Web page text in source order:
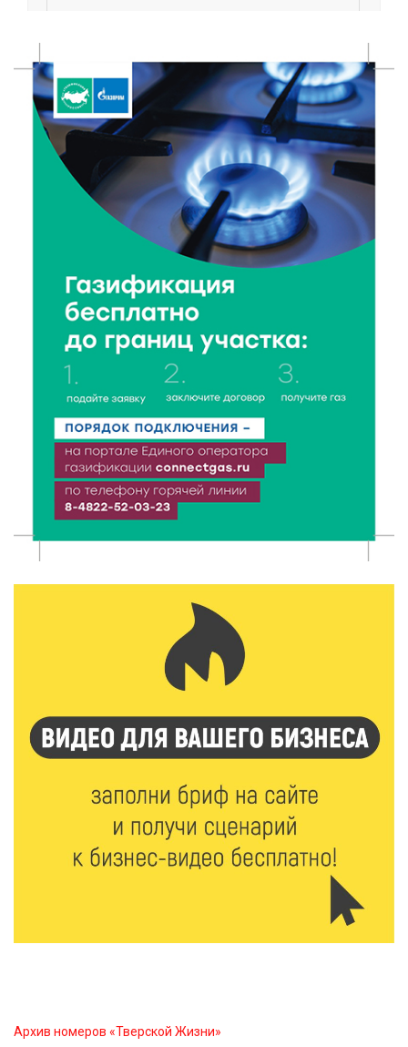
7 Авг 2026 20:02
Как питаться, чтобы мозг работал лучше:
рекомендации фитнес ‑ специалиста Александра
Семина
7 Авг 2026 19:02 316
Ботанические лаборатории в школах: Тверская
область запускает масштабный экопроект
7 Авг 2026 18:52 645
В Ржеве чествовали работников строительной
отрасли
7 Авг 2026 18:10 196
Зарядка со стражем порядка объединила детей в
«Чайке»
7 Авг 2026 18:02 468
День арбуза отметили ребята в Андреапольском
7 Авг 2026 17:02 360
Названы первые победители программы «Земский
работник культуры» в Тверской области
Без прав и лицензий: итоги проверки таксистов в
Твери
Сладкая программа в Твери: дегустация мёда и
Открыт набор на программу амбассадоров для
Архив номеров «Тверской Жизни»